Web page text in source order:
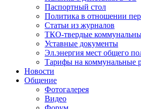
Паспортный стол
Политика в отношении
Статьи из журналов
ТКО-твердые
Уставные документы
Эл.энергия мест общего
Тарифы на коммунальные
Новости
Общение
Фотогалерея
Видео